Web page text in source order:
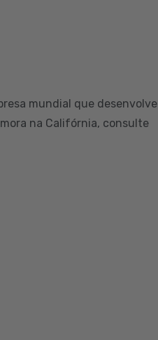
mundial que desenvolve
na Califórnia, consulte